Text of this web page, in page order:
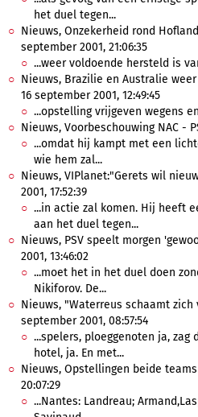
het duel tegen...
Nieuws, Onzekerheid rond
september 2001, 21:06:35
...weer voldoende hersteld is
Nieuws, Brazilie en Australie
16 september 2001, 12:49:45
...opstelling vrijgeven wegens
Nieuws, Voorbeschouwing NAC -
...omdat hij kampt met een
wie hem zal...
Nieuws, VIPlanet:"Gerets wil
2001, 17:52:39
...in actie zal komen. Hij heeft
aan het duel tegen...
Nieuws, PSV speelt morgen
2001, 13:46:02
...moet het in het duel doen
Nikiforov. De...
Nieuws, "Waterreus schaamt zich
september 2001, 08:57:54
...spelers, ploeggenoten ja, zag
hotel, ja. En met...
Nieuws, Opstellingen beide
20:07:29
...Nantes: Landreau;